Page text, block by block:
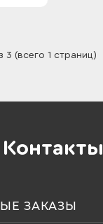
3 (всего 1 страниц)
Контакты
ЗАКАЗЫ